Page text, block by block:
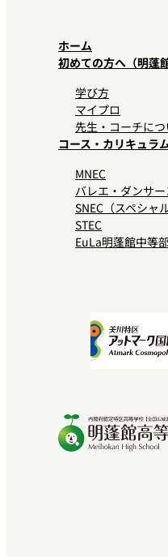
ホーム
初めての方へ（明蓬
学び方
マイプロ
先生・コーチにつ
コース・カリキュラ
MNEC
バレエ・ダンサー
SNEC（スペシャ
STEC
EuLa明蓬館中等